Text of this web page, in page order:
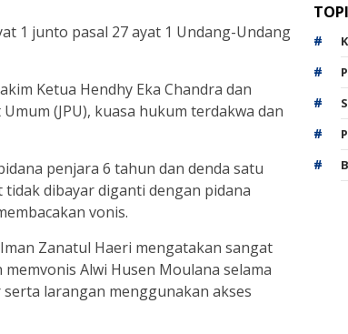
1 junto pasal 27 ayat 1 Undang-Undang
Ketua Hendhy Eka Chandra dan
(JPU), kuasa hukum terdakwa dan
penjara 6 tahun dan denda satu
dibayar diganti dengan pidana
vonis.
Zanatul Haeri mengatakan sangat
Alwi Husen Moulana selama
larangan menggunakan akses